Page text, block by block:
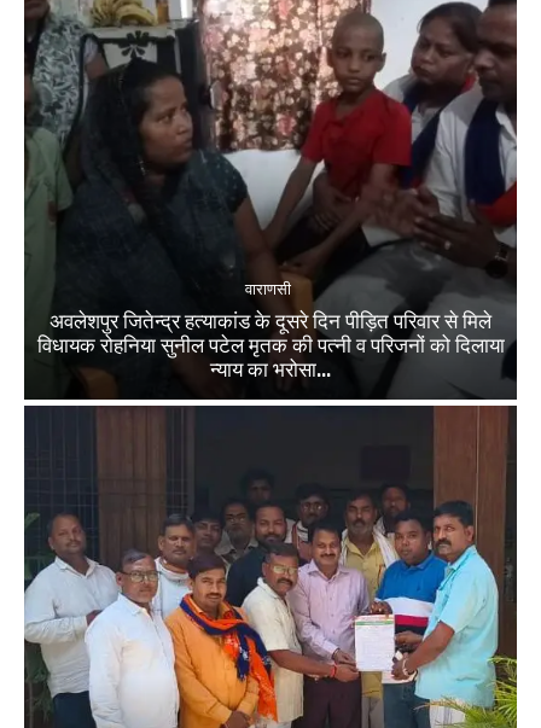
वाराणसी
अवलेशपुर जितेन्द्र हत्याकांड के दूसरे दिन पीड़ित परिवार से मिले
विधायक रोहनिया सुनील पटेल मृतक की पत्नी व परिजनों को दिलाया
न्याय का भरोसा...